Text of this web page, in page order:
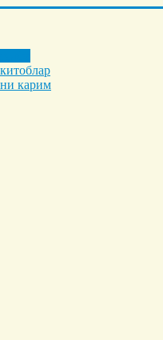
карим